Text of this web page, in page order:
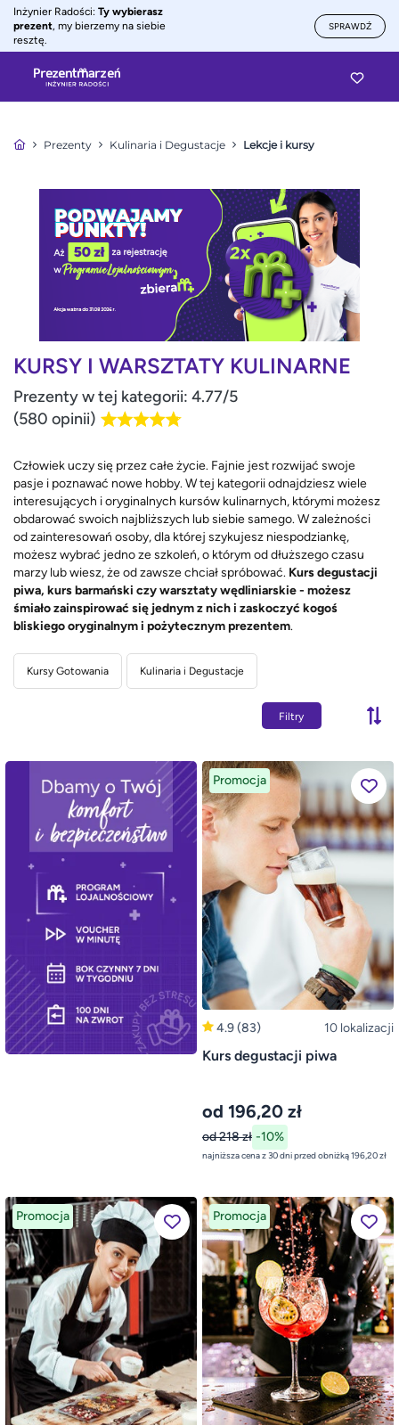
Inżynier Radości: Ty wybierasz
prezent, my bierzemy na siebie
resztę.
SPRAWDŹ
Prezenty Kulinaria i Degustacje Lekcje i kursy
KURSY I WARSZTATY KULINARNE
Prezenty w tej kategorii: 4.77/5
(580 opinii)
Człowiek uczy się przez całe życie. Fajnie jest rozwijać swoje
pasje i poznawać nowe hobby. W tej kategorii odnajdziesz wiele
interesujących i oryginalnych kursów kulinarnych, którymi możesz
obdarować swoich najbliższych lub siebie samego. W zależności
od zainteresowań osoby, dla której szykujesz niespodziankę,
możesz wybrać jedno ze szkoleń, o którym od dłuższego czasu
marzy lub wiesz, że od zawsze chciał spróbować. Kurs degustacji
piwa, kurs barmański czy warsztaty wędliniarskie - możesz
śmiało zainspirować się jednym z nich i zaskoczyć kogoś
bliskiego oryginalnym i pożytecznym prezentem.
Kursy Gotowania Kulinaria i Degustacje
Filtry
Promocja
4.9(83) 10 lokalizacji
Kurs degustacji piwa
od 196,20 zł
od 218 zł -10%
najniższa cena z 30 dni przed obniżką 196,20 zł
Promocja Promocja